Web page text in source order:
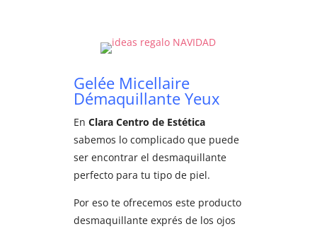
Gelée Micellaire
Démaquillante Yeux
En Clara Centro de Estética
sabemos lo complicado que puede
ser encontrar el desmaquillante
perfecto para tu tipo de piel.
Por eso te ofrecemos este producto
desmaquillante exprés de los ojos